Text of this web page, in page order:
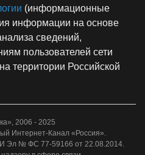
(информационные
информации на основе
сведений,
пользователей сети
территории Российской
2006 - 2025
Интернет-Канал «Россия».
Эл № ФС 77-59166 от 22.08.2014.